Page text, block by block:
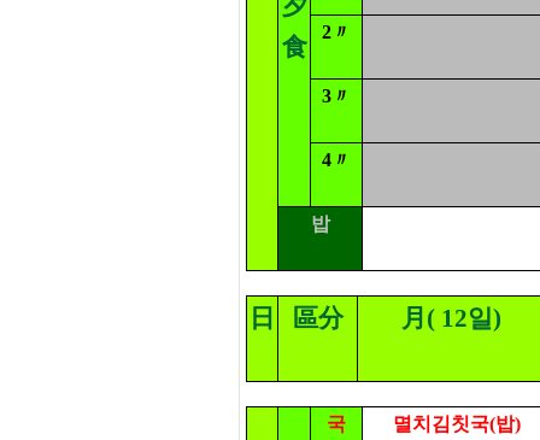
夕
食
2〃
3〃
4〃
밥
日 區分 月( 12일)
국 멸치김칫국(밥)